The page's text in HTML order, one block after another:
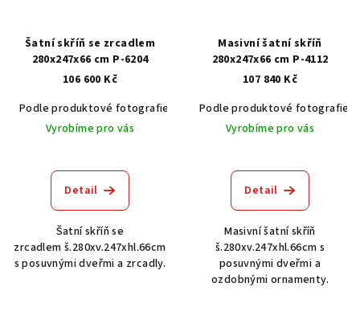
Šatní skříň se zrcadlem
280x247x66 cm P-6204
106 600 Kč
Podle produktové fotografie
Akát vintage BT1551
Dub světlý
Vyrobíme pro vás
Detail
Šatní skříň se
zrcadlem š.280xv.247xhl.66cm
s posuvnými dveřmi a zrcadly.
Masivní šatní skříň
280x247x66 cm P-4112
107 840 Kč
Podle produktové fotografie
Vyrobíme pro vás
Detail
Masivní šatní skříň
š.280xv.247xhl.66cm s
posuvnými dveřmi a
ozdobnými ornamenty.